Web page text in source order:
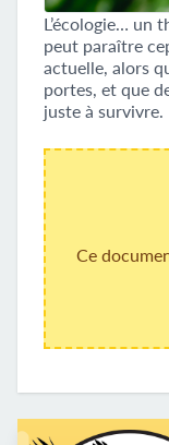
L’écologie… un
peut paraître
actuelle, alors
portes, et que
juste à survivre.
Ce